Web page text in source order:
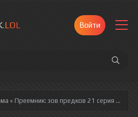
.LOL Войти
» Преемник: зов предков 21 серия